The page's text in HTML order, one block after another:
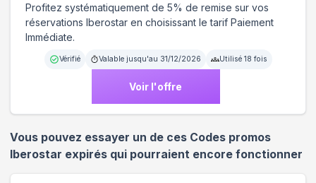
Profitez systématiquement de 5% de remise sur vos
réservations Iberostar en choisissant le tarif Paiement
Immédiate.
Vérifié Valable jusqu'au 31/12/2026 Utilisé 18 fois
Voir l'offre
Vous pouvez essayer un de ces Codes promos
Iberostar expirés qui pourraient encore fonctionner